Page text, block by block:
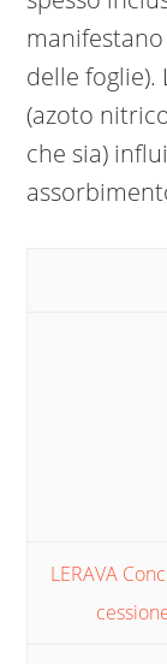
delle
(azoto
che sia)
LERAVA